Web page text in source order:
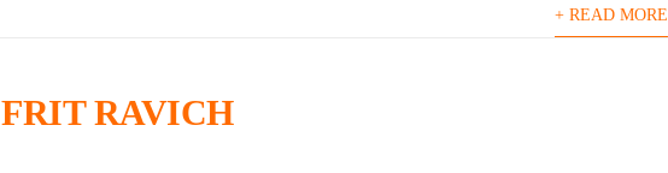
+ READ MORE
FRIT RAVICH